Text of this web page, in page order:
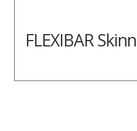
FLEXIBAR